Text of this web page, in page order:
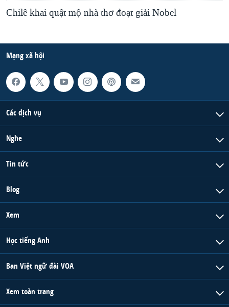
Chilê khai quật mộ nhà thơ đoạt giải Nobel
Mạng xã hội
Các dịch vụ
Nghe
Tin tức
Blog
Xem
Học tiếng Anh
Ban Việt ngữ đài VOA
Xem toàn trang